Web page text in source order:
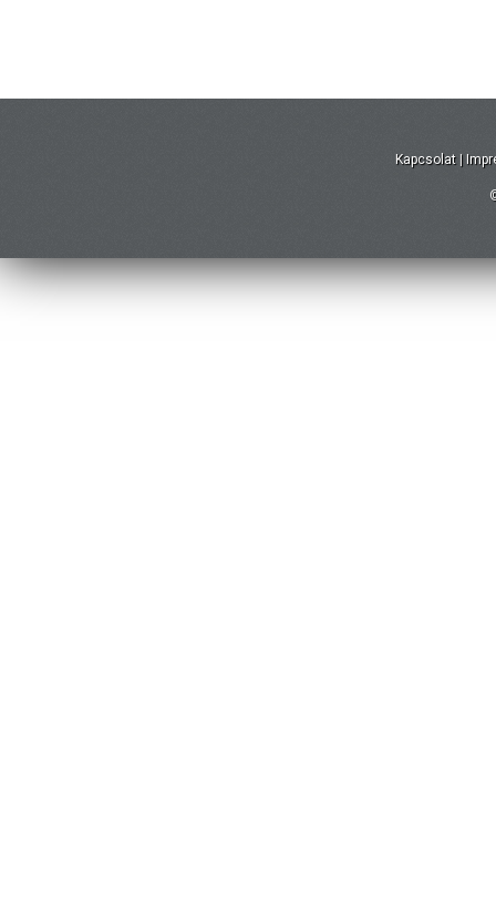
Kapcsolat |